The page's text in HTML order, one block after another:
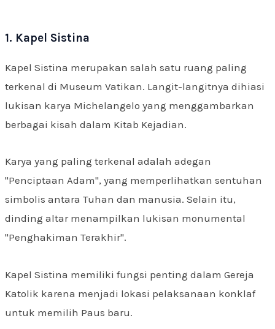
1. Kapel Sistina
Kapel Sistina merupakan salah satu ruang paling
terkenal di Museum Vatikan. Langit-langitnya dihiasi
lukisan karya Michelangelo yang menggambarkan
berbagai kisah dalam Kitab Kejadian.
Karya yang paling terkenal adalah adegan
"Penciptaan Adam", yang memperlihatkan sentuhan
simbolis antara Tuhan dan manusia. Selain itu,
dinding altar menampilkan lukisan monumental
"Penghakiman Terakhir".
Kapel Sistina memiliki fungsi penting dalam Gereja
Katolik karena menjadi lokasi pelaksanaan konklaf
untuk memilih Paus baru.